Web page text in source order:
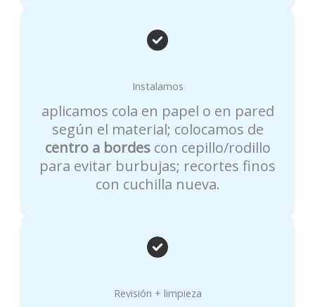
Instalamos
aplicamos cola en papel o en pared
según el material; colocamos de
centro a bordescon cepillo/rodillo
para evitar burbujas; recortes finos
con cuchilla nueva.
Revisión + limpieza